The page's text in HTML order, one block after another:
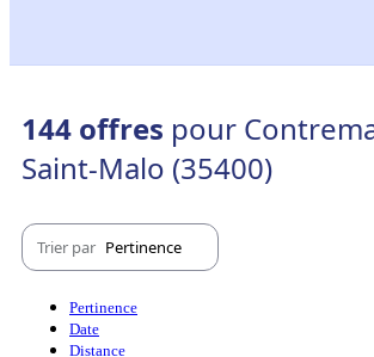
144 offres pour
Saint-Malo (35400)
Trier par Pertinence
Pertinence
Date
Distance